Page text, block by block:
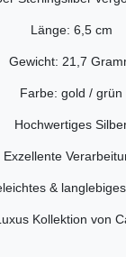
Länge: 6,5 cm
Gewicht: 21,7
Farbe: gold / grün
Hochwertiges
Exzellente
&
Kollektion von